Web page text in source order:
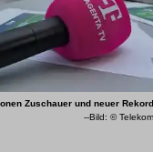
Zuschauer und neuer Rekord
--Bild: © Telekom